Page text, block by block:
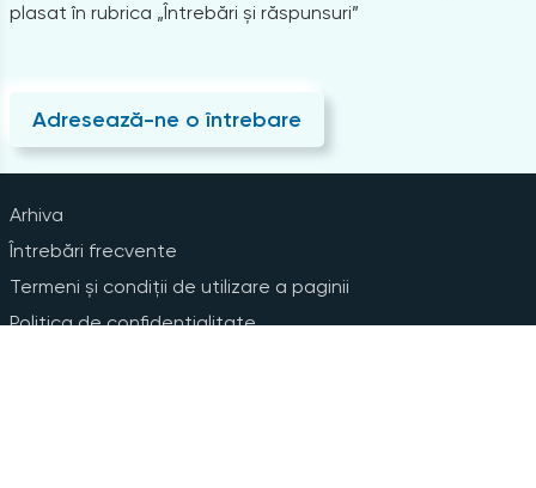
plasat în rubrica „Întrebări și răspunsuri”
Adresează-ne o întrebare
Arhiva
Întrebări frecvente
Termeni și condiții de utilizare a paginii
Politica de confidențialitate